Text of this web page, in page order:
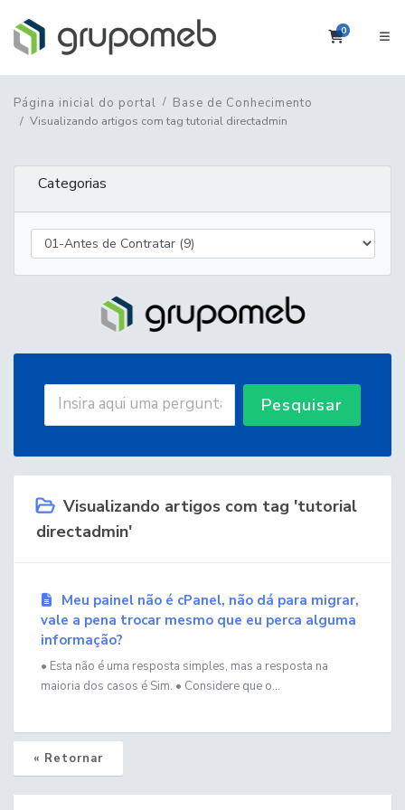
0Carrinho
Página inicial do portal Base de Conhecimento
Visualizando artigos com tag tutorial directadmin
Categorias
Pesquisar
Visualizando artigos com tag 'tutorial
directadmin'
Meu painel não é cPanel, não dá para migrar,
vale a pena trocar mesmo que eu perca alguma
informação?
• Esta não é uma resposta simples, mas a resposta na
maioria dos casos é Sim. • Considere que o...
« Retornar